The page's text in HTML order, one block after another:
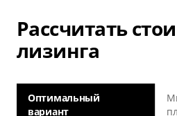
Рассчитать
лизинга
Оптимальный
вариант